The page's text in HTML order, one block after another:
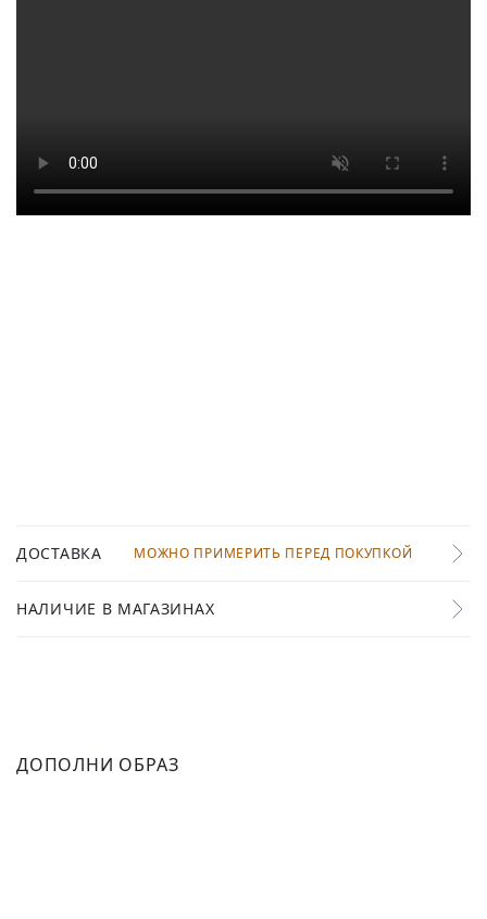
ДОСТАВКА МОЖНО ПРИМЕРИТЬ ПЕРЕД ПОКУПКОЙ
НАЛИЧИЕ В МАГАЗИНАХ
ДОПОЛНИ ОБРАЗ